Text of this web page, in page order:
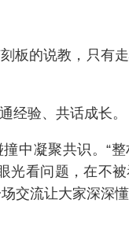
板的说教，只有
经验、共话成长。
中凝聚共识。“
光看问题，在不
交流让大家深深